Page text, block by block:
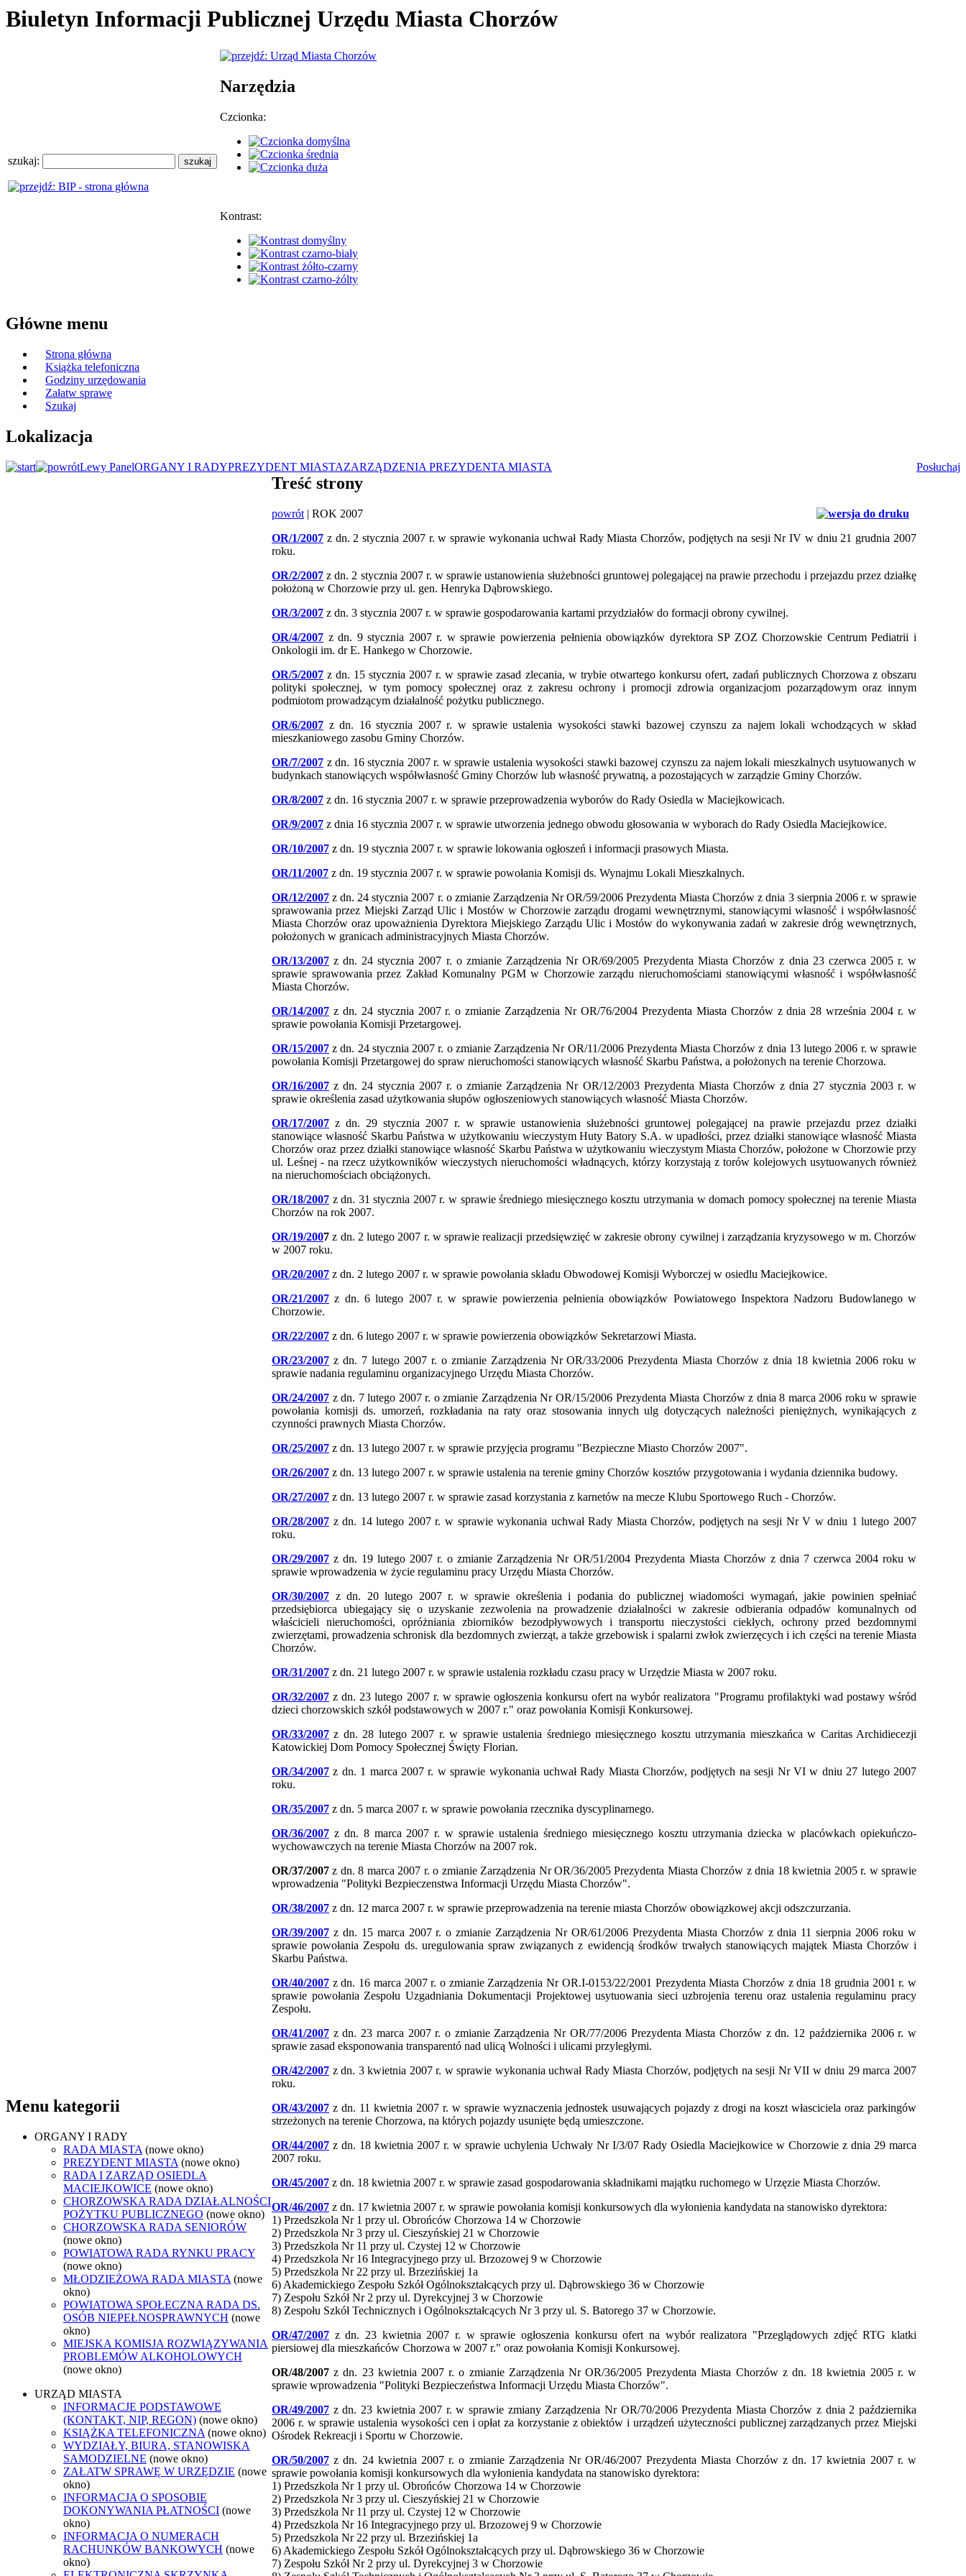
Biuletyn Informacji Publicznej Urzędu Miasta Chorzów
szukaj:
Narzędzia
Czcionka:
Kontrast:
Główne menu
Strona główna
Książka telefoniczna
Godziny urzędowania
Załatw sprawę
Szukaj
Lokalizacja
Posłuchaj
Lewy PanelORGANY I RADYPREZYDENT MIASTAZARZĄDZENIA PREZYDENTA MIASTA
Menu kategorii
ORGANY I RADY
RADA MIASTA (nowe okno)
PREZYDENT MIASTA (nowe okno)
RADA I ZARZĄD OSIEDLA
MACIEJKOWICE (nowe okno)
CHORZOWSKA RADA DZIAŁALNOŚCI
POŻYTKU PUBLICZNEGO (nowe okno)
CHORZOWSKA RADA SENIORÓW
(nowe okno)
POWIATOWA RADA RYNKU PRACY
(nowe okno)
MŁODZIEŻOWA RADA MIASTA (nowe
okno)
POWIATOWA SPOŁECZNA RADA DS.
OSÓB NIEPEŁNOSPRAWNYCH (nowe
okno)
MIEJSKA KOMISJA ROZWIĄZYWANIA
PROBLEMÓW ALKOHOLOWYCH
(nowe okno)
URZĄD MIASTA
INFORMACJE PODSTAWOWE
(KONTAKT, NIP, REGON) (nowe okno)
KSIĄŻKA TELEFONICZNA (nowe okno)
WYDZIAŁY, BIURA, STANOWISKA
SAMODZIELNE (nowe okno)
ZAŁATW SPRAWĘ W URZĘDZIE (nowe
okno)
INFORMACJA O SPOSOBIE
DOKONYWANIA PŁATNOŚCI (nowe
okno)
INFORMACJA O NUMERACH
RACHUNKÓW BANKOWYCH (nowe
okno)
Treść strony
powrót | ROK 2007
OR/1/2007 z dn. 2 stycznia 2007 r. w sprawie wykonania uchwał Rady Miasta Chorzów, podjętych na sesji Nr IV w dniu 21 grudnia 2007
roku.
OR/2/2007 z dn. 2 stycznia 2007 r. w sprawie ustanowienia służebności gruntowej polegającej na prawie przechodu i przejazdu przez działkę
położoną w Chorzowie przy ul. gen. Henryka Dąbrowskiego.
OR/3/2007 z dn. 3 stycznia 2007 r. w sprawie gospodarowania kartami przydziałów do formacji obrony cywilnej.
OR/4/2007 z dn. 9 stycznia 2007 r. w sprawie powierzenia pełnienia obowiązków dyrektora SP ZOZ Chorzowskie Centrum Pediatrii i
Onkologii im. dr E. Hankego w Chorzowie.
OR/5/2007 z dn. 15 stycznia 2007 r. w sprawie zasad zlecania, w trybie otwartego konkursu ofert, zadań publicznych Chorzowa z obszaru
polityki społecznej, w tym pomocy społecznej oraz z zakresu ochrony i promocji zdrowia organizacjom pozarządowym oraz innym
podmiotom prowadzącym działalność pożytku publicznego.
OR/6/2007 z dn. 16 stycznia 2007 r. w sprawie ustalenia wysokości stawki bazowej czynszu za najem lokali wchodzących w skład
mieszkaniowego zasobu Gminy Chorzów.
OR/7/2007 z dn. 16 stycznia 2007 r. w sprawie ustalenia wysokości stawki bazowej czynszu za najem lokali mieszkalnych usytuowanych w
budynkach stanowiących współwłasność Gminy Chorzów lub własność prywatną, a pozostających w zarządzie Gminy Chorzów.
OR/8/2007 z dn. 16 stycznia 2007 r. w sprawie przeprowadzenia wyborów do Rady Osiedla w Maciejkowicach.
OR/9/2007 z dnia 16 stycznia 2007 r. w sprawie utworzenia jednego obwodu głosowania w wyborach do Rady Osiedla Maciejkowice.
OR/10/2007 z dn. 19 stycznia 2007 r. w sprawie lokowania ogłoszeń i informacji prasowych Miasta.
OR/11/2007 z dn. 19 stycznia 2007 r. w sprawie powołania Komisji ds. Wynajmu Lokali Mieszkalnych.
OR/12/2007 z dn. 24 stycznia 2007 r. o zmianie Zarządzenia Nr OR/59/2006 Prezydenta Miasta Chorzów z dnia 3 sierpnia 2006 r. w sprawie
sprawowania przez Miejski Zarząd Ulic i Mostów w Chorzowie zarządu drogami wewnętrznymi, stanowiącymi własność i współwłasność
Miasta Chorzów oraz upoważnienia Dyrektora Miejskiego Zarządu Ulic i Mostów do wykonywania zadań w zakresie dróg wewnętrznych,
położonych w granicach administracyjnych Miasta Chorzów.
OR/13/2007 z dn. 24 stycznia 2007 r. o zmianie Zarządzenia Nr OR/69/2005 Prezydenta Miasta Chorzów z dnia 23 czerwca 2005 r. w
sprawie sprawowania przez Zakład Komunalny PGM w Chorzowie zarządu nieruchomościami stanowiącymi własność i współwłasność
Miasta Chorzów.
OR/14/2007 z dn. 24 stycznia 2007 r. o zmianie Zarządzenia Nr OR/76/2004 Prezydenta Miasta Chorzów z dnia 28 września 2004 r. w
sprawie powołania Komisji Przetargowej.
OR/15/2007 z dn. 24 stycznia 2007 r. o zmianie Zarządzenia Nr OR/11/2006 Prezydenta Miasta Chorzów z dnia 13 lutego 2006 r. w sprawie
powołania Komisji Przetargowej do spraw nieruchomości stanowiących własność Skarbu Państwa, a położonych na terenie Chorzowa.
OR/16/2007 z dn. 24 stycznia 2007 r. o zmianie Zarządzenia Nr OR/12/2003 Prezydenta Miasta Chorzów z dnia 27 stycznia 2003 r. w
sprawie określenia zasad użytkowania słupów ogłoszeniowych stanowiących własność Miasta Chorzów.
OR/17/2007 z dn. 29 stycznia 2007 r. w sprawie ustanowienia służebności gruntowej polegającej na prawie przejazdu przez działki
stanowiące własność Skarbu Państwa w użytkowaniu wieczystym Huty Batory S.A. w upadłości, przez działki stanowiące własność Miasta
Chorzów oraz przez działki stanowiące własność Skarbu Państwa w użytkowaniu wieczystym Miasta Chorzów, położone w Chorzowie przy
ul. Leśnej - na rzecz użytkowników wieczystych nieruchomości władnących, którzy korzystają z torów kolejowych usytuowanych również
na nieruchomościach obciążonych.
OR/18/2007 z dn. 31 stycznia 2007 r. w sprawie średniego miesięcznego kosztu utrzymania w domach pomocy społecznej na terenie Miasta
Chorzów na rok 2007.
OR/19/2007 z dn. 2 lutego 2007 r. w sprawie realizacji przedsięwzięć w zakresie obrony cywilnej i zarządzania kryzysowego w m. Chorzów
w 2007 roku.
OR/20/2007 z dn. 2 lutego 2007 r. w sprawie powołania składu Obwodowej Komisji Wyborczej w osiedlu Maciejkowice.
OR/21/2007 z dn. 6 lutego 2007 r. w sprawie powierzenia pełnienia obowiązków Powiatowego Inspektora Nadzoru Budowlanego w
Chorzowie.
OR/22/2007 z dn. 6 lutego 2007 r. w sprawie powierzenia obowiązków Sekretarzowi Miasta.
OR/23/2007 z dn. 7 lutego 2007 r. o zmianie Zarządzenia Nr OR/33/2006 Prezydenta Miasta Chorzów z dnia 18 kwietnia 2006 roku w
sprawie nadania regulaminu organizacyjnego Urzędu Miasta Chorzów.
OR/24/2007 z dn. 7 lutego 2007 r. o zmianie Zarządzenia Nr OR/15/2006 Prezydenta Miasta Chorzów z dnia 8 marca 2006 roku w sprawie
powołania komisji ds. umorzeń, rozkładania na raty oraz stosowania innych ulg dotyczących należności pieniężnych, wynikających z
czynności prawnych Miasta Chorzów.
OR/25/2007 z dn. 13 lutego 2007 r. w sprawie przyjęcia programu "Bezpieczne Miasto Chorzów 2007".
OR/26/2007 z dn. 13 lutego 2007 r. w sprawie ustalenia na terenie gminy Chorzów kosztów przygotowania i wydania dziennika budowy.
OR/27/2007 z dn. 13 lutego 2007 r. w sprawie zasad korzystania z karnetów na mecze Klubu Sportowego Ruch - Chorzów.
OR/28/2007 z dn. 14 lutego 2007 r. w sprawie wykonania uchwał Rady Miasta Chorzów, podjętych na sesji Nr V w dniu 1 lutego 2007
roku.
OR/29/2007 z dn. 19 lutego 2007 r. o zmianie Zarządzenia Nr OR/51/2004 Prezydenta Miasta Chorzów z dnia 7 czerwca 2004 roku w
sprawie wprowadzenia w życie regulaminu pracy Urzędu Miasta Chorzów.
OR/30/2007 z dn. 20 lutego 2007 r. w sprawie określenia i podania do publicznej wiadomości wymagań, jakie powinien spełniać
przedsiębiorca ubiegający się o uzyskanie zezwolenia na prowadzenie działalności w zakresie odbierania odpadów komunalnych od
właścicieli nieruchomości, opróżniania zbiorników bezodpływowych i transportu nieczystości ciekłych, ochrony przed bezdomnymi
zwierzętami, prowadzenia schronisk dla bezdomnych zwierząt, a także grzebowisk i spalarni zwłok zwierzęcych i ich części na terenie Miasta
Chorzów.
OR/31/2007 z dn. 21 lutego 2007 r. w sprawie ustalenia rozkładu czasu pracy w Urzędzie Miasta w 2007 roku.
OR/32/2007 z dn. 23 lutego 2007 r. w sprawie ogłoszenia konkursu ofert na wybór realizatora "Programu profilaktyki wad postawy wśród
dzieci chorzowskich szkół podstawowych w 2007 r." oraz powołania Komisji Konkursowej.
OR/33/2007 z dn. 28 lutego 2007 r. w sprawie ustalenia średniego miesięcznego kosztu utrzymania mieszkańca w Caritas Archidiecezji
Katowickiej Dom Pomocy Społecznej Święty Florian.
OR/34/2007 z dn. 1 marca 2007 r. w sprawie wykonania uchwał Rady Miasta Chorzów, podjętych na sesji Nr VI w dniu 27 lutego 2007
roku.
OR/35/2007 z dn. 5 marca 2007 r. w sprawie powołania rzecznika dyscyplinarnego.
OR/36/2007 z dn. 8 marca 2007 r. w sprawie ustalenia średniego miesięcznego kosztu utrzymania dziecka w placówkach opiekuńczo-
wychowawczych na terenie Miasta Chorzów na 2007 rok.
OR/37/2007 z dn. 8 marca 2007 r. o zmianie Zarządzenia Nr OR/36/2005 Prezydenta Miasta Chorzów z dnia 18 kwietnia 2005 r. w sprawie
wprowadzenia "Polityki Bezpieczenstwa Informacji Urzędu Miasta Chorzów".
OR/38/2007 z dn. 12 marca 2007 r. w sprawie przeprowadzenia na terenie miasta Chorzów obowiązkowej akcji odszczurzania.
OR/39/2007 z dn. 15 marca 2007 r. o zmianie Zarządzenia Nr OR/61/2006 Prezydenta Miasta Chorzów z dnia 11 sierpnia 2006 roku w
sprawie powołania Zespołu ds. uregulowania spraw związanych z ewidencją środków trwałych stanowiących majątek Miasta Chorzów i
Skarbu Państwa.
OR/40/2007 z dn. 16 marca 2007 r. o zmianie Zarządzenia Nr OR.I-0153/22/2001 Prezydenta Miasta Chorzów z dnia 18 grudnia 2001 r. w
sprawie powołania Zespołu Uzgadniania Dokumentacji Projektowej usytuowania sieci uzbrojenia terenu oraz ustalenia regulaminu pracy
Zespołu.
OR/41/2007 z dn. 23 marca 2007 r. o zmianie Zarządzenia Nr OR/77/2006 Prezydenta Miasta Chorzów z dn. 12 października 2006 r. w
sprawie zasad eksponowania transparentó nad ulicą Wolności i ulicami przyległymi.
OR/42/2007 z dn. 3 kwietnia 2007 r. w sprawie wykonania uchwał Rady Miasta Chorzów, podjętych na sesji Nr VII w dniu 29 marca 2007
roku.
OR/43/2007 z dn. 11 kwietnia 2007 r. w sprawie wyznaczenia jednostek usuwających pojazdy z drogi na koszt własciciela oraz parkingów
strzeżonych na terenie Chorzowa, na których pojazdy usunięte będą umieszczone.
OR/44/2007 z dn. 18 kwietnia 2007 r. w sprawie uchylenia Uchwały Nr I/3/07 Rady Osiedla Maciejkowice w Chorzowie z dnia 29 marca
2007 roku.
OR/45/2007 z dn. 18 kwietnia 2007 r. w sprawie zasad gospodarowania składnikami majątku ruchomego w Urzęzie Miasta Chorzów.
OR/46/2007 z dn. 17 kwietnia 2007 r. w sprawie powołania komisji konkursowych dla wyłonienia kandydata na stanowisko dyrektora:
1) Przedszkola Nr 1 przy ul. Obrońców Chorzowa 14 w Chorzowie
2) Przedszkola Nr 3 przy ul. Cieszyńskiej 21 w Chorzowie
3) Przedszkola Nr 11 przy ul. Czystej 12 w Chorzowie
4) Przedszkola Nr 16 Integracyjnego przy ul. Brzozowej 9 w Chorzowie
5) Przedszkola Nr 22 przy ul. Brzezińskiej 1a
6) Akademickiego Zespołu Szkół Ogólnokształcących przy ul. Dąbrowskiego 36 w Chorzowie
7) Zespołu Szkół Nr 2 przy ul. Dyrekcyjnej 3 w Chorzowie
8) Zespołu Szkół Technicznych i Ogólnokształcących Nr 3 przy ul. S. Batorego 37 w Chorzowie.
OR/47/2007 z dn. 23 kwietnia 2007 r. w sprawie ogłoszenia konkursu ofert na wybór realizatora "Przeglądowych zdjęć RTG klatki
piersiowej dla mieszkańców Chorzowa w 2007 r." oraz powołania Komisji Konkursowej.
OR/48/2007 z dn. 23 kwietnia 2007 r. o zmianie Zarządzenia Nr OR/36/2005 Prezydenta Miasta Chorzów z dn. 18 kwietnia 2005 r. w
sprawie wprowadzenia "Polityki Bezpieczeństwa Informacji Urzędu Miasta Chorzów".
OR/49/2007 z dn. 23 kwietnia 2007 r. w sprawie zmiany Zarządzenia Nr OR/70/2006 Prezydenta Miasta Chorzów z dnia 2 października
2006 r. w sprawie ustalenia wysokości cen i opłat za korzystanie z obiektów i urządzeń użyteczności publicznej zarządzanych przez Miejski
Ośrodek Rekreacji i Sportu w Chorzowie.
OR/50/2007 z dn. 24 kwietnia 2007 r. o zmianie Zarządzenia Nr OR/46/2007 Prezydenta Miasta Chorzów z dn. 17 kwietnia 2007 r. w
sprawie powołania komisji konkursowych dla wyłonienia kandydata na stanowisko dyrektora:
1) Przedszkola Nr 1 przy ul. Obrońców Chorzowa 14 w Chorzowie
2) Przedszkola Nr 3 przy ul. Cieszyńskiej 21 w Chorzowie
3) Przedszkola Nr 11 przy ul. Czystej 12 w Chorzowie
4) Przedszkola Nr 16 Integracyjnego przy ul. Brzozowej 9 w Chorzowie
5) Przedszkola Nr 22 przy ul. Brzezińskiej 1a
6) Akademickiego Zespołu Szkół Ogólnokształcących przy ul. Dąbrowskiego 36 w Chorzowie
7) Zespołu Szkół Nr 2 przy ul. Dyrekcyjnej 3 w Chorzowie